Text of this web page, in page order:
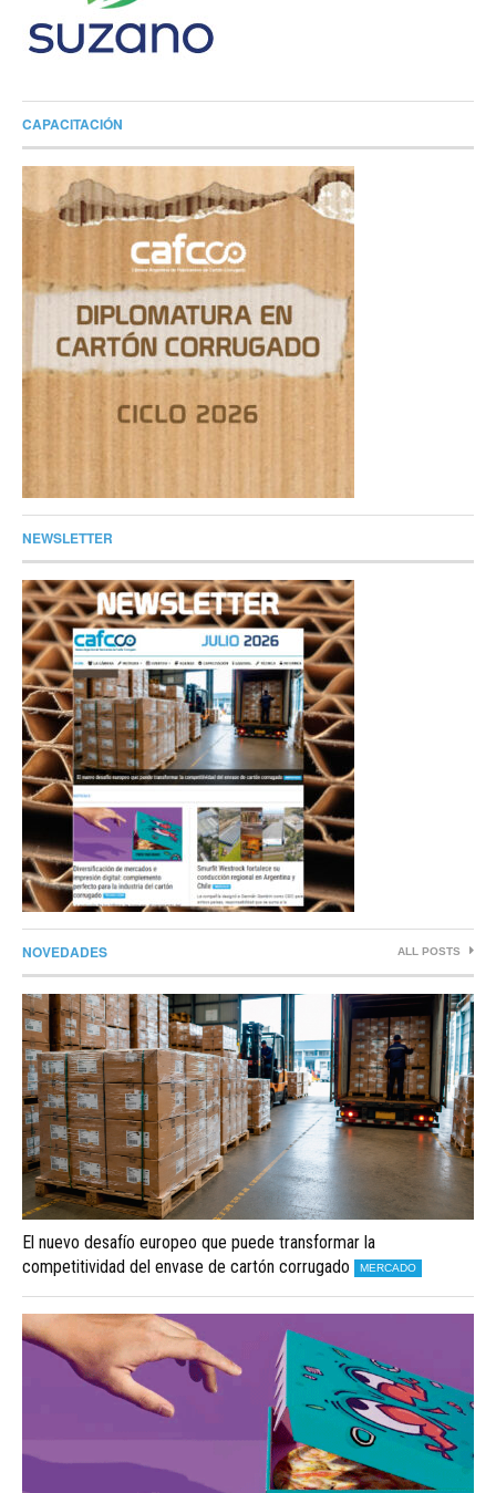
CAPACITACIÓN
NEWSLETTER
NOVEDADES ALL POSTS
El nuevo desafío europeo que puede transformar la
competitividad del envase de cartón corrugado
MERCADO